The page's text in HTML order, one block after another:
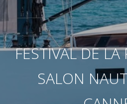
FESTIVAL DE LA
SALON